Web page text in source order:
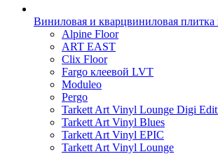
Виниловая и кварцвиниловая плитка
Alpine Floor
ART EAST
Clix Floor
Fargo клеевой LVT
Moduleo
Pergo
Tarkett Art Vinyl Lounge Digi
Tarkett Art Vinyl Blues
Tarkett Art Vinyl EPIC
Tarkett Art Vinyl Lounge